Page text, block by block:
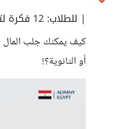
| للطلاب: 12 فكرة لتحقيق الدخل
كيف يمكنك جلب المال
أو الثانوية؟!